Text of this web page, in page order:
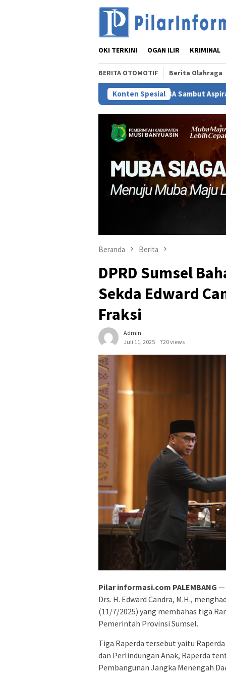
OKI TERKINI OGAN ILIR KRIMINAL
BERITA OTOMOTIF Berita Olahraga
Konten Spesial
Bupati MUBA Sambut Aspirasi Santun
Beranda Berita
DPRD Sumsel
Sekda Edward
Fraksi
Admin
Juli 11, 2025
720 views
Pilar informasi.com PALEMBANG —
Drs. H. Edward Candra, M.H.,
(11/7/2025) yang membahas tiga
Pemerintah Provinsi Sumsel.
Tiga Raperda tersebut yaitu
dan Perlindungan Anak, Raperda
Pembangunan Jangka Menengah